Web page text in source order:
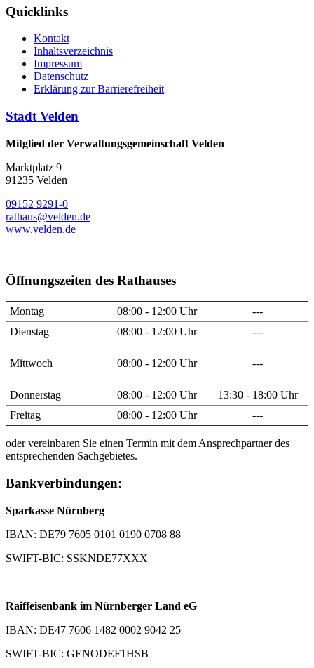
Quicklinks
Kontakt
Inhaltsverzeichnis
Impressum
Datenschutz
Erklärung zur Barrierefreiheit
Stadt Velden
Mitglied der Verwaltungsgemeinschaft Velden
Marktplatz 9
91235 Velden
09152 9291-0
rathaus@velden.de
www.velden.de
Öffnungszeiten des Rathauses
Montag 08:00 - 12:00 Uhr
---
Dienstag
08:00 - 12:00 Uhr ---
Mittwoch 08:00 - 12:00 Uhr ---
Donnerstag 08:00 - 12:00 Uhr
13:30 - 18:00 Uhr
Freitag
08:00 - 12:00 Uhr ---
oder vereinbaren Sie einen Termin mit dem Ansprechpartner des
entsprechenden Sachgebietes.
Bankverbindungen:
Sparkasse Nürnberg
IBAN: DE79 7605 0101 0190 0708 88
SWIFT-BIC: SSKNDE77XXX
Raiffeisenbank im Nürnberger Land eG
IBAN: DE47 7606 1482 0002 9042 25
SWIFT-BIC: GENODEF1HSB